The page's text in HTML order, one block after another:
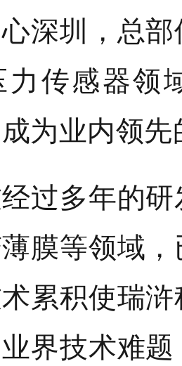
深圳，总
力传感器领
为业内领
过多年的
膜等领域
累积使瑞
界技术难